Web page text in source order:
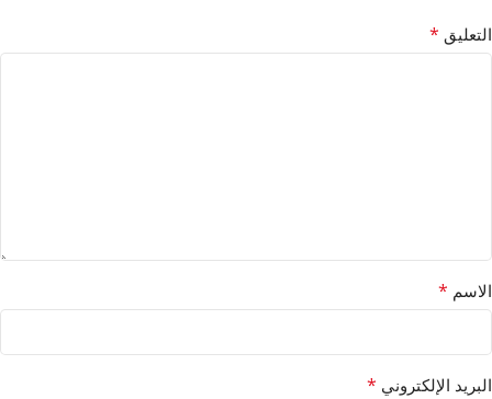
التعليق *
الاسم *
البريد الإلكتروني *